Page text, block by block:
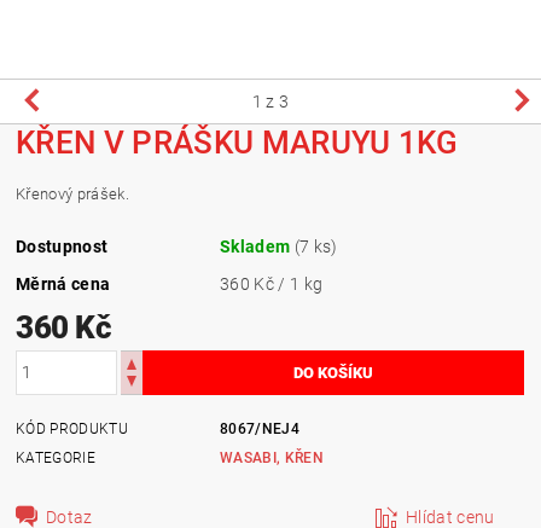
1 z 3
KŘEN V PRÁŠKU MARUYU 1KG
Křenový prášek.
Dostupnost Skladem (7 ks)
Měrná cena
360 Kč / 1 kg
360 Kč
KÓD PRODUKTU
8067/NEJ4
KATEGORIE
WASABI, KŘEN
Dotaz Hlídat cenu